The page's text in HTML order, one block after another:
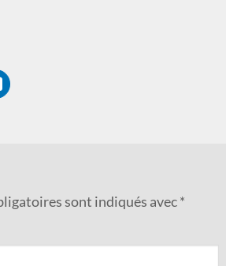
sont indiqués avec*